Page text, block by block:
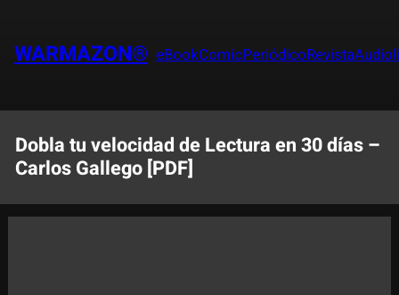
contenido
WARMAZON® eBookComicPeriódicoRevista
Dobla tu velocidad de Lectura en 30 días –
Carlos Gallego [PDF]